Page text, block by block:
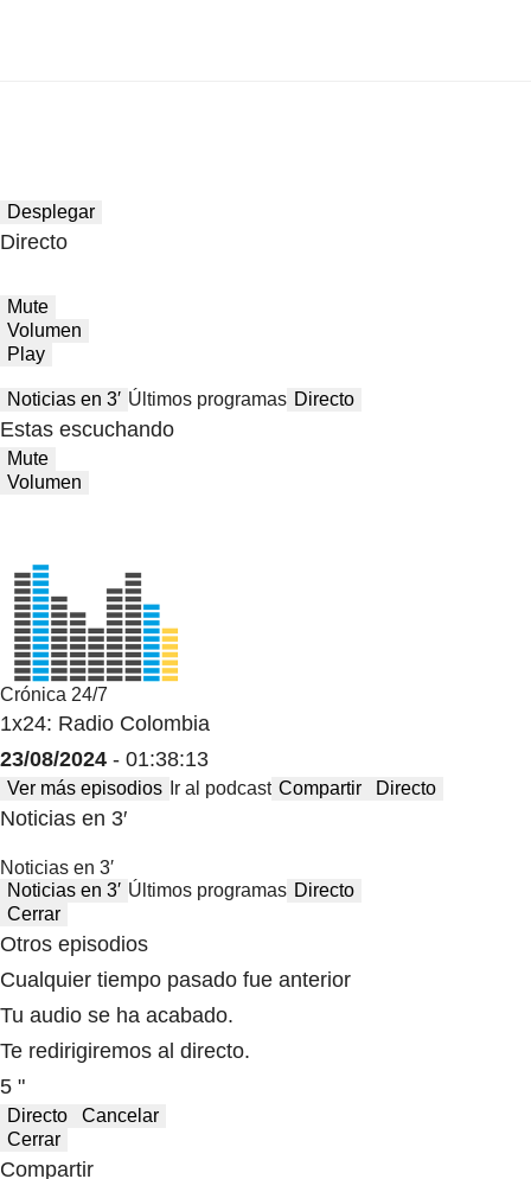
Desplegar
Directo
Mute
Volumen
Play
Noticias en 3′ Últimos programas Directo
Estas escuchando
Mute
Volumen
Crónica 24/7
1x24: Radio Colombia
23/08/2024 - 01:38:13
Ver más episodios Ir al podcast Compartir Directo
Noticias en 3′
Noticias en 3′
Noticias en 3′ Últimos programas Directo
Cerrar
Otros episodios
Cualquier tiempo pasado fue anterior
Tu audio se ha acabado.
Te redirigiremos al directo.
5 "
Directo
Cancelar
Cerrar
Compartir